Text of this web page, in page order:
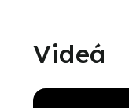
Videá